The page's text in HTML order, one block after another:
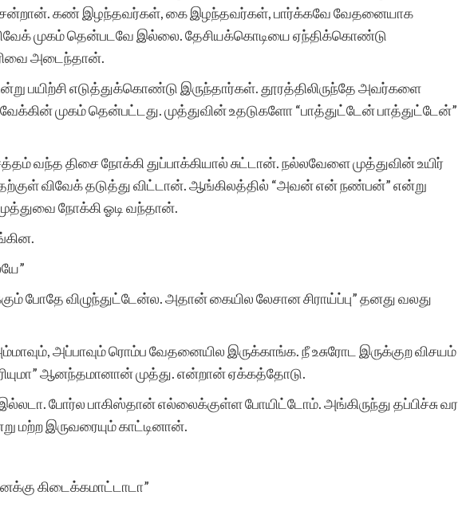
கண் இழந்தவர்கள், கை இழந்தவர்கள், பார்க்கவே வேதனையாக
முகம் தென்படவே இல்லை. தேசியக்கொடியை ஏந்திக்கொண்டு
அடைந்தான்.
பயிற்சி எடுத்துக்கொண்டு இருந்தார்கள். தூரத்திலிருந்தே அவர்களை
முகம் தென்பட்டது. முத்துவின் உதடுகளோ “பாத்துட்டேன் பாத்துட்டேன்”
வந்த திசை நோக்கி துப்பாக்கியால் சுட்டான். நல்லவேளை முத்துவின் உயிர்
விவேக் தடுத்து விட்டான். ஆங்கிலத்தில் “அவன் என் நண்பன்” என்று
நோக்கி ஓடி வந்தான்.
போதே விழுந்துட்டேன்ல. அதான் கையில லேசான சிராய்ப்பு” தனது வலது
அப்பாவும் ரொம்ப வேதனையில இருக்காங்க. நீ உசுரோட இருக்குற விசயம்
ஆனந்தமானான் முத்து. என்றான் ஏக்கத்தோடு.
போர்ல பாகிஸ்தான் எல்லைக்குள்ள போயிட்டோம். அங்கிருந்து தப்பிச்சு வர
மற்ற இருவரையும் காட்டினான்.
கிடைக்கமாட்டாடா”